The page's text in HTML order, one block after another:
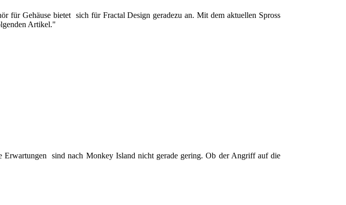
für Gehäuse bietet sich für Fractal Design geradezu an. Mit dem aktuellen Spross
Artikel."
sind nach Monkey Island nicht gerade gering. Ob der Angriff auf die